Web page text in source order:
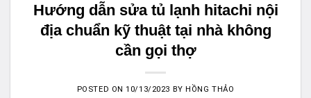
Hướng dẫn sửa tủ lạnh hitachi nội
địa chuẩn kỹ thuật tại nhà không
cần gọi thợ
POSTED ON10/13/2023 BYHỒNG THẢO